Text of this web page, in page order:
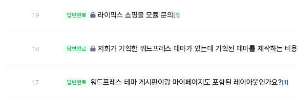
19 답변완료 라이믹스 쇼핑몰 모듈 문의 [1]
18 답변완료
저희가 기획한 워드프레스 테마가 있는데 기획된 테마를 제작하는 비
17 답변완료 워드프레스 테마 게시판이랑 마이페이지도 포함된 레이아웃인가요? [1]